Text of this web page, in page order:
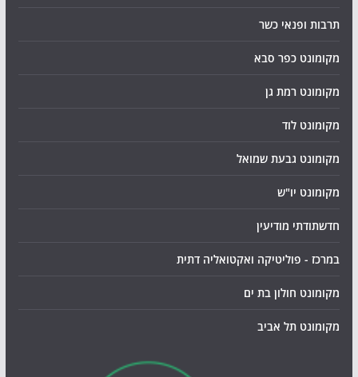
תרבות ופנאי כשר
מקומונט כפר סבא
מקומונט רמת גן
מקומונט לוד
מקומונט גבעת שמואל
מקומונט יו"ש
חדשתודתי מודיעין
במרכז - פוליטיקה ואקטואליה דתית
מקומונט חולון בת ים
מקומונט תל אביב